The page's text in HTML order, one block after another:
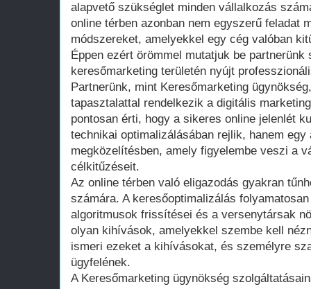
alapvető szükséglet minden vállalkozás
online térben azonban nem egyszerű feladat
módszereket, amelyekkel egy cég valóban
Éppen ezért örömmel mutatjuk be
keresőmarketing területén nyújt
Partnerünk, mint Keresőmarketing
tapasztalattal rendelkezik a digitális
pontosan érti, hogy a sikeres online jelenlét
technikai optimalizálásában rejlik, hanem
megközelítésben, amely figyelembe veszi a
célkitűzéseit.
Az online térben való eligazodás gyakran
számára. A keresőoptimalizálás
algoritmusok frissítései és a versenytársak
olyan kihívások, amelyekkel szembe kell
ismeri ezeket a kihívásokat, és személyre
ügyfelének.
A Keresőmarketing ügynökség